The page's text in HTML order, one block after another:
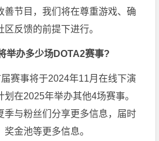
善节目，我们将在尊重游戏、确
反馈的前提下进行。
举办多少场DOTA2赛事?
事将于2024年11月在线下演
在2025年举办其他4场赛事。
季与粉丝们分享更多信息，届时
金池等更多信息。